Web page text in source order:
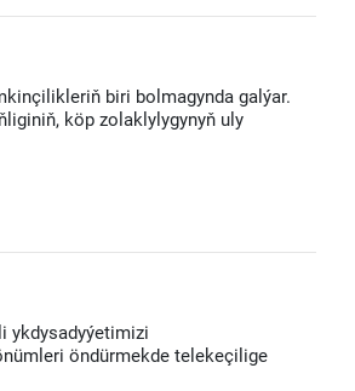
biri bolmagynda galýar.
köp zolaklylygynyň uly
ykdysadyýetimizi
öndürmekde telekeçilige